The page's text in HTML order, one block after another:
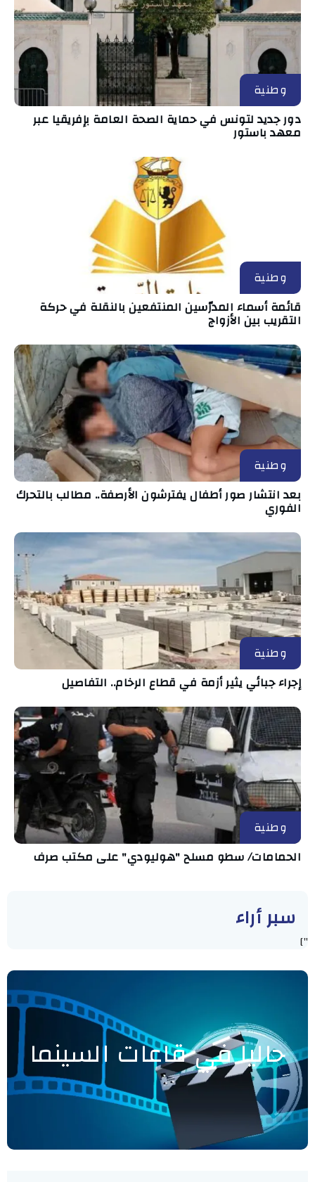
وطنية
دور جديد لتونس في حماية الصحة العامة بإفريقيا عبر
معهد باستور
وطنية
قائمة أسماء المدرّسين المنتفعين بالنقلة في حركة
التقريب بين الأزواج
وطنية
بعد انتشار صور أطفال يفترشون الأرصفة.. مطالب بالتحرك
الفوري
وطنية
إجراء جبائي يثير أزمة في قطاع الرخام.. التفاصيل
وطنية
الحمامات/ سطو مسلح "هوليودي" على مكتب صرف
سبر أراء
"]
حاليا في قاعات السينما